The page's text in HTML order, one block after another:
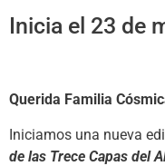
Inicia el 23 de
Querida Familia
Iniciamos una nueva
de las Trece Capas del